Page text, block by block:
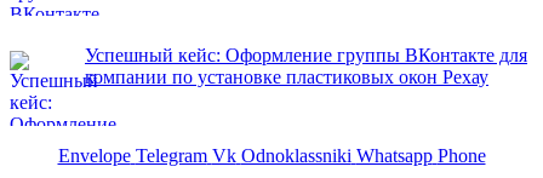
Успешный кейс: Оформление группы ВКонтакте для
компании по установке пластиковых окон Рехау
Envelope Telegram Vk Odnoklassniki Whatsapp Phone